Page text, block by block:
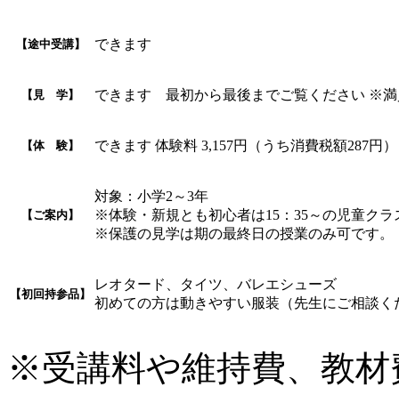
【途中受講】 できます
【見 学】 できます 最初から最後までご覧ください ※満
【体 験】 できます 体験料 3,157円（うち消費税額287円）
【ご案内】
対象：小学2～3年
※体験・新規とも初心者は15：35～の児童ク
※保護の見学は期の最終日の授業のみ可です。
【初回持参品】
レオタード、タイツ、バレエシューズ
初めての方は動きやすい服装（先生にご相談く
※受講料や維持費、教